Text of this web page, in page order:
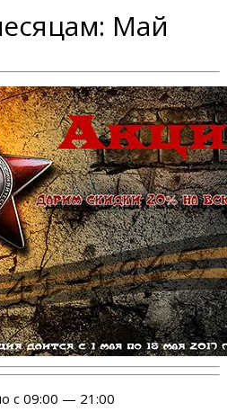
Май
с 09:00 — 21:00